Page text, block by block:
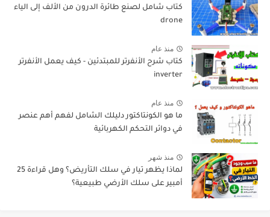
كتاب شامل لصنع طائرة الدرون من الألف إلى الياء
drone
منذ عام
كتاب شرح الأنفرتر للمبتدئين - كيف يعمل الأنفرتر
inverter
منذ عام
ما هو الكونتاكتور دليلك الشامل لفهم أهم عنصر
في دوائر التحكم الكهربائية
منذ شهر
لماذا يظهر تيار في سلك التأريض؟ وهل قراءة 25
أمبير على سلك الأرضي طبيعية؟